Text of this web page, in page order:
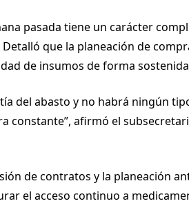
pasada tiene un carácter
que la planeación de
de insumos de forma
del abasto y no habrá ningún
afirmó el
de contratos y la planeación
el acceso continuo a